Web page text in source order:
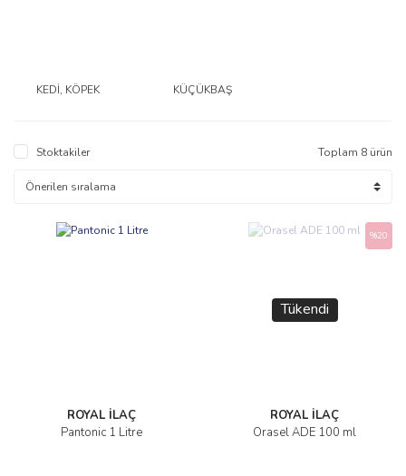
KEDİ, KÖPEK KÜÇÜKBAŞ
Stoktakiler Toplam 8 ürün
ROYAL İLAÇ
Pantonic 1 Litre
Tükendi
ROYAL İLAÇ
Orasel ADE 100 ml
%20